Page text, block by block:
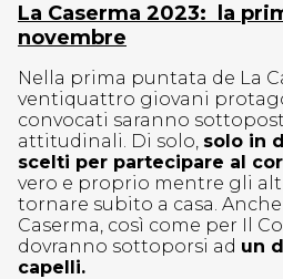
La Caserma 2023: la
novembre
Nella prima puntata de La
ventiquattro giovani
convocati saranno
attitudinali. Di solo, solo in
scelti per partecipare al
vero e proprio mentre gli
tornare subito a casa.
Caserma, così come per Il
dovranno sottoporsi ad un
capelli.